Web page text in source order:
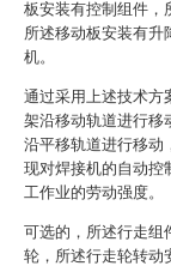
板安装有控制组件，
所述移动板安装有升
机。
通过采用上述技术方
架沿移动轨道进行移
沿平移轨道进行移动
现对焊接机的自动控
工作业的劳动强度。
可选的，所述行走组
轮，所述行走轮转动